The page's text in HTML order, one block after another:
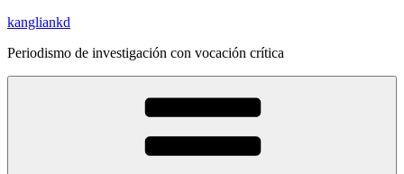
Saltar
contenido
kangliankd
Periodismo de investigación con vocación crítica